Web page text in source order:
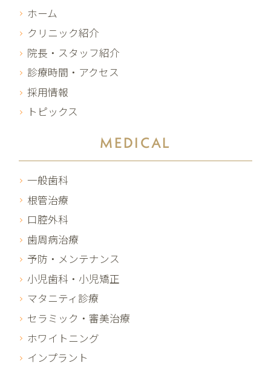
ホーム
クリニック紹介
院長・スタッフ紹介
診療時間・アクセス
採用情報
トピックス
MEDICAL
一般歯科
根管治療
口腔外科
歯周病治療
予防・メンテナンス
小児歯科・小児矯正
マタニティ診療
セラミック・審美治療
ホワイトニング
インプラント